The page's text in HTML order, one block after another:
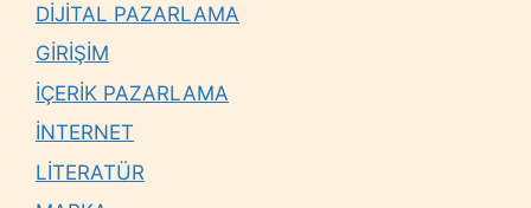
DİJİTAL PAZARLAMA
GİRİŞİM
İÇERİK PAZARLAMA
İNTERNET
LİTERATÜR